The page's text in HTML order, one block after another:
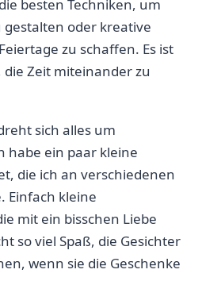
besten Techniken, um
oder kreative
zu schaffen. Es ist
Zeit‌ miteinander zu
sich alles um
habe ein paar kleine
die⁢ ich an verschiedenen​
Einfach kleine
mit ein bisschen Liebe
so‌ viel Spaß,​ die Gesichter
wenn sie die Geschenke